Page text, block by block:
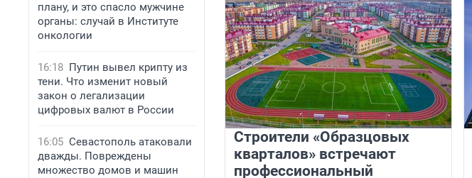
плану, и это спасло мужчине
органы: случай в Институте
онкологии
16:18 Путин вывел крипту из
тени. Что изменит новый
закон о легализации
цифровых валют в России
16:05 Севастополь атаковали
дважды. Повреждены
множество домов и машин
Строители «Образцовых
кварталов» встречают
профессиональный